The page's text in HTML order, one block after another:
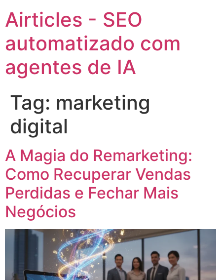
Airticles - SEO
automatizado com
agentes de IA
Tag: marketing
digital
A Magia do Remarketing:
Como Recuperar Vendas
Perdidas e Fechar Mais
Negócios